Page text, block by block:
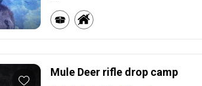
Mule Deer rifle drop camp